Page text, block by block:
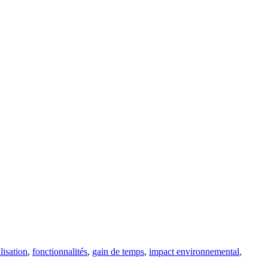
, fonctionnalités, gain de temps, impact environnemental,